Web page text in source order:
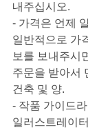
내주십시오.
- 가격은 언제
일반적으로 가
보를 보내주시
주문을 받아서
건축 및 양.
- 작품 가이드
일러스트레이